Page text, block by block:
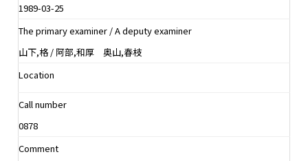
1989-03-25
The primary examiner / A deputy examiner
山下,格 / 阿部,和厚 奥山,春枝
Location
Call number
0878
Comment